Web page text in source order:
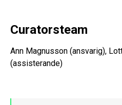
Curatorsteam
Ann Magnusson (ansvarig),
(assisterande)